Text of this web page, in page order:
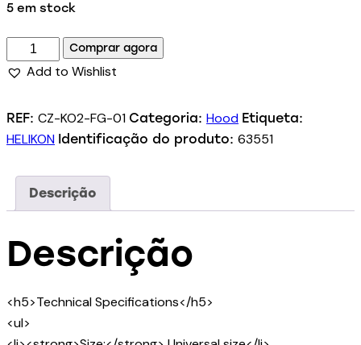
5 em stock
Comprar agora
Add to Wishlist
REF: CZ-KO2-FG-01 Categoria: Hood Etiqueta:
HELIKON Identificação do produto: 63551
Descrição
Descrição
<h5>Technical Specifications</h5>
<ul>